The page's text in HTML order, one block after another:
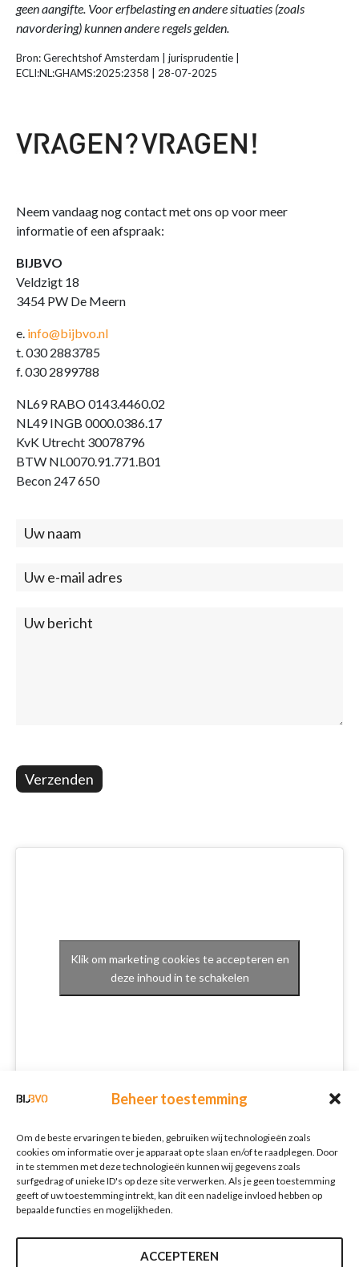
Beheer toestemming
Om de beste ervaringen te bieden, gebruiken wij technologieën zoals
cookies om informatie over je apparaat op te slaan en/of te raadplegen. Door
in te stemmen met deze technologieën kunnen wij gegevens zoals
surfgedrag of unieke ID's op deze site verwerken. Als je geen toestemming
geeft of uw toestemming intrekt, kan dit een nadelige invloed hebben op
bepaalde functies en mogelijkheden.
ACCEPTEREN
geen aangifte. Voor erfbelasting en andere situaties (zoals
navordering) kunnen andere regels gelden.
Bron: Gerechtshof Amsterdam | jurisprudentie |
ECLI:NL:GHAMS:2025:2358 | 28-07-2025
Neem vandaag nog contact met ons op voor meer
informatie of een afspraak:
BIJBVO
Veldzigt 18
3454 PW De Meern
e. info@bijbvo.nl
t. 030 2883785
f. 030 2899788
NL69 RABO 0143.4460.02
NL49 INGB 0000.0386.17
KvK Utrecht 30078796
BTW NL0070.91.771.B01
Becon 247 650
Contact
Verzenden
Klik om marketing cookies te accepteren en
deze inhoud in te schakelen
Nieuwsbrief
E-mailadres*
Verzenden